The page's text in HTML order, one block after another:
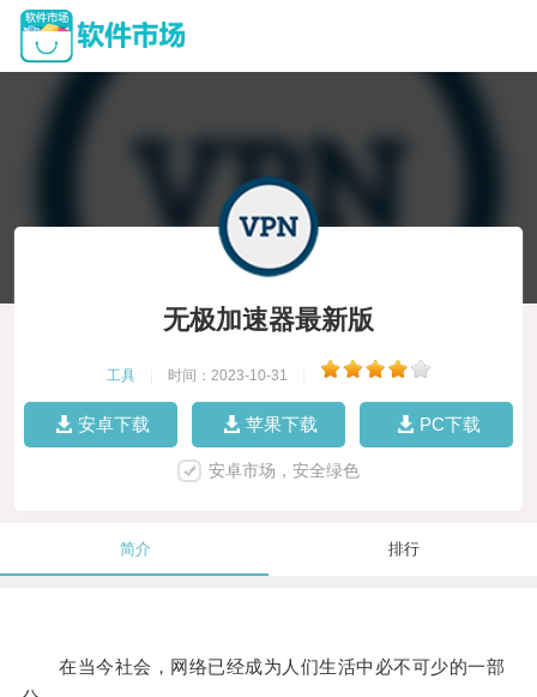
无极加速器最新版
工具 时间：2023-10-31
安卓下载 苹果下载 PC下载
安卓市场，安全绿色
简介 排行
在当今社会，网络已经成为人们生活中必不可少的一部